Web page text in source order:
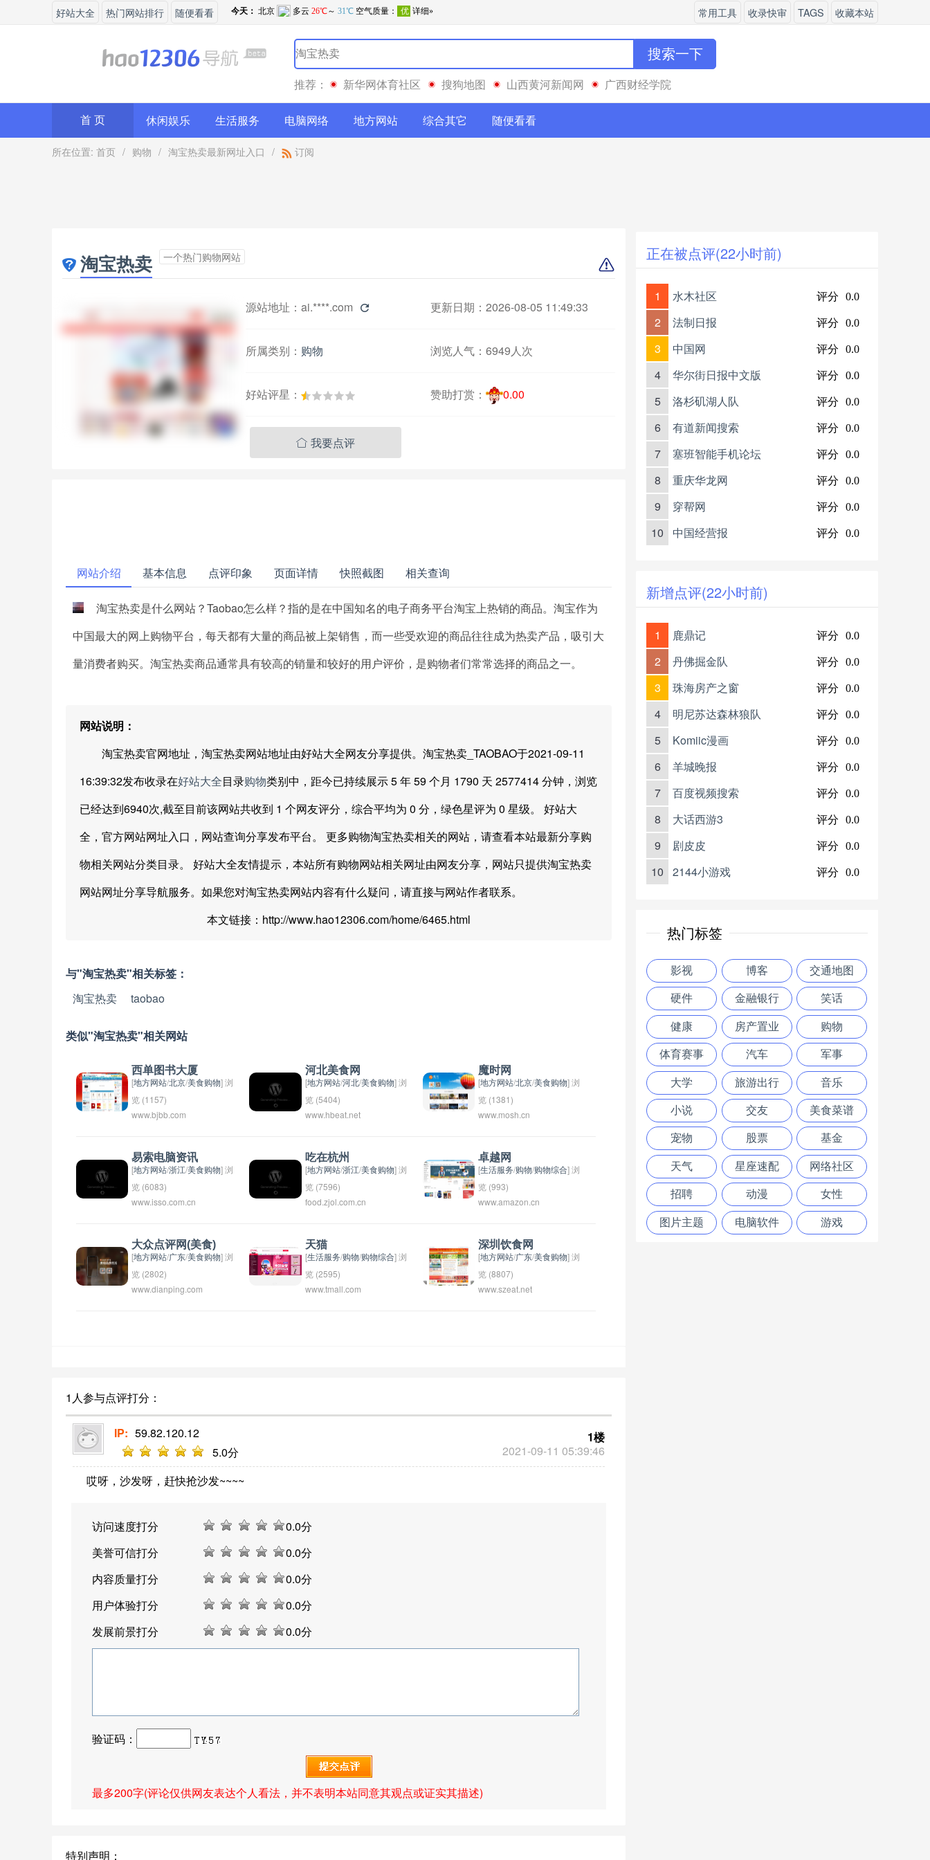
好站大全 热门网站排行 随便看看 常用工具 收录快审 TAGS 收藏本站
搜索一下
推荐： 新华网体育社区 搜狗地图 山西黄河新闻网 广西财经学院
首 页 休闲娱乐 生活服务 电脑网络 地方网站 综合其它 随便看看
所在位置: 首页 / 购物 / 淘宝热卖最新网址入口 / 订阅
淘宝热卖 一个热门购物网站
源站地址： ai.****.com  更新日期：2026-08-05 11:49:33
所属类别： 购物 浏览人气： 6949人次
好站评星： 赞助打赏： 0.00
 我要点评
网站介绍 基本信息 点评印象 页面详情 快照截图 相关查询
淘宝热卖是什么网站？Taobao怎么样？指的是在中国知名的电子商务平台淘宝上热销的商品。淘宝作为
中国最大的网上购物平台，每天都有大量的商品被上架销售，而一些受欢迎的商品往往成为热卖产品，吸引大
量消费者购买。淘宝热卖商品通常具有较高的销量和较好的用户评价，是购物者们常常选择的商品之一。
网站说明：
淘宝热卖官网地址，淘宝热卖网站地址由好站大全网友分享提供。淘宝热卖_TAOBAO于2021-09-11
16:39:32发布收录在好站大全目录购物类别中，距今已持续展示 5 年 59 个月 1790 天 2577414 分钟，浏览
已经达到6940次,截至目前该网站共收到 1 个网友评分，综合平均为 0 分，绿色星评为 0 星级。 好站大
全，官方网站网址入口，网站查询分享发布平台。 更多购物淘宝热卖相关的网站，请查看本站最新分享购
物相关网站分类目录。 好站大全友情提示，本站所有购物网站相关网址由网友分享，网站只提供淘宝热卖
网站网址分享导航服务。如果您对淘宝热卖网站内容有什么疑问，请直接与网站作者联系。
本文链接：http://www.hao12306.com/home/6465.html
与"淘宝热卖"相关标签：
淘宝热卖
taobao
类似"淘宝热卖"相关网站
西单图书大厦
[地方网站/北京/美食购物] 浏
览 (1157)
西单图书大厦位于北京市西
和文化产品的大型购书中
心。这座建筑外观独特，共
有7层楼，内部面积达2万多
平方米。西单图书大厦是北
一，拥有丰富的图书种类和
文化产品，吸引了众多读者
和文化爱好者前来购买。同
时，这里还经常举办各类文
www.bjbb.com
河北美食网
[地方网站/河北/美食购物] 浏
览 (5404)
河北美食网是一个专门介绍
菜肴的网站。通过该网站，
用户可以了解到河北各地的
传统美食，学习如何制作当
地特色菜品，同时也可以获
讯。河北美食网致力于传播
河北的美食文化，让更多人
了解和喜爱河北的美食。
www.hbeat.net
魔时网
[地方网站/北京/美食购物] 浏
览 (1381)
魔时网看起来像一个神秘的
光或超自然力量有关。可能
是一个提供神秘、超自然或
奇幻主题内容的网站，吸引
那些对神秘事物感兴趣的用
www.mosh.cn
易索电脑资讯
[地方网站/浙江/美食购物] 浏
览 (6083)
易索电脑资讯可以是一个提
资讯、新闻和评论的平台或
网站。用户可以在这个平台
上找到关于最新的电脑技
术、软件开发、网络安全和
www.isso.com.cn
吃在杭州
[地方网站/浙江/美食购物] 浏
览 (7596)
food.zjol.com.cn
卓越网
[生活服务/购物/购物综合] 浏
览 (993)
一个综合性电子商务平台，
品、数码产品等多种商品选
购，并支持在线支付和快递
配送服务。该平台致力于为
消费者提供高品质的商品和
www.amazon.cn
大众点评网(美食)
[地方网站/广东/美食购物] 浏
览 (2802)
大众点评网是一家中国最大
了各种美食类别，包括中
餐、西餐、日韩料理、甜
点、咖啡厅等，用户可以通
过点评网站了解到各种美食
店铺的口碑和推荐菜品，方
便他们做出更好的选择。大
厅或外卖美食。
www.dianping.com
天猫
[生活服务/购物/购物综合] 浏
览 (2595)
天猫 (Tianmao) is a popular
electronics, home goods,
websites in China and is
www.tmall.com
深圳饮食网
[地方网站/广东/美食购物] 浏
览 (8807)
一个致力于推广深圳地区饮
网，用户可以发现新的美食
验，交流美食文化，打造一
个互动的饮食社区。
www.szeat.net
1人参与点评打分：
2021-09-11 05:39:46
1楼
IP: 59.82.120.12
5.0分
哎呀，沙发呀，赶快抢沙发~~~~
访问速度打分 0.0分
美誉可信打分
0.0分
内容质量打分
0.0分
用户体验打分
0.0分
发展前景打分
0.0分
验证码：
最多200字(评论仅供网友表达个人看法，并不表明本站同意其观点或证实其描述)
特别声明：
正在被点评(22小时前)
1 水木社区 评分 0.0
2 法制日报 评分 0.0
3 中国网 评分 0.0
4 华尔街日报中文版 评分 0.0
5 洛杉矶湖人队 评分 0.0
6 有道新闻搜索 评分 0.0
7 塞班智能手机论坛 评分 0.0
8 重庆华龙网 评分 0.0
9 穿帮网 评分 0.0
10 中国经营报 评分 0.0
新增点评(22小时前)
1 鹿鼎记 评分 0.0
2 丹佛掘金队 评分 0.0
3 珠海房产之窗 评分 0.0
4 明尼苏达森林狼队 评分 0.0
5 Komiic漫画 评分 0.0
6 羊城晚报 评分 0.0
7 百度视频搜索 评分 0.0
8 大话西游3 评分 0.0
9 剧皮皮 评分 0.0
10 2144小游戏 评分 0.0
热门标签
影视 博客 交通地图
硬件 金融银行 笑话
健康 房产置业 购物
体育赛事 汽车 军事
大学 旅游出行 音乐
小说 交友 美食菜谱
宠物 股票 基金
天气 星座速配 网络社区
招聘 动漫 女性
图片主题 电脑软件 游戏